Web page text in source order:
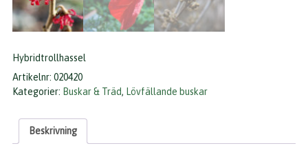
Hybridtrollhassel
Artikelnr: 020420
Kategorier: Buskar & Träd, Lövfällande buskar
Beskrivning